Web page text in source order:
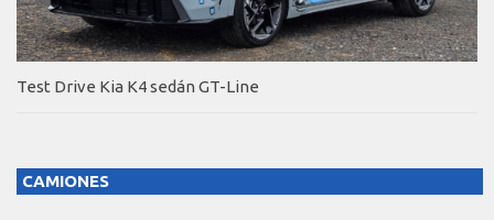
Test Drive Kia K4 sedán GT-Line
CAMIONES